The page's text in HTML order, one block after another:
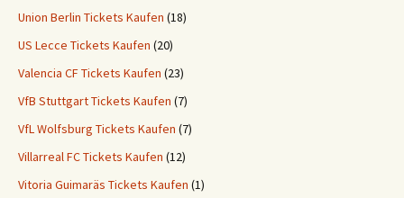
Union Berlin Tickets Kaufen (18)
US Lecce Tickets Kaufen (20)
Valencia CF Tickets Kaufen (23)
VfB Stuttgart Tickets Kaufen (7)
VfL Wolfsburg Tickets Kaufen (7)
Villarreal FC Tickets Kaufen (12)
Vitoria Guimaräs Tickets Kaufen (1)